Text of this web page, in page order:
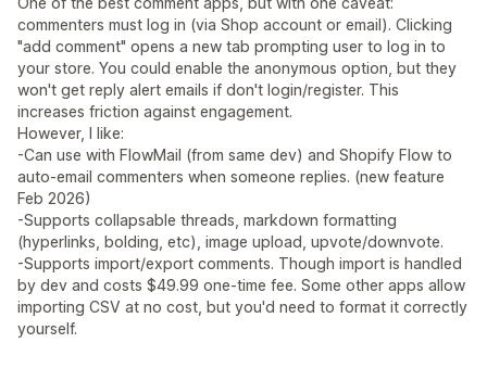
commenters must log in (via Shop account or email). Clicking
"add comment" opens a new tab prompting user to log in to
your store. You could enable the anonymous option, but they
won't get reply alert emails if don't login/register. This
increases friction against engagement.
However, I like:
-Can use with FlowMail (from same dev) and Shopify Flow to
auto-email commenters when someone replies. (new feature
Feb 2026)
-Supports collapsable threads, markdown formatting
(hyperlinks, bolding, etc), image upload, upvote/downvote.
-Supports import/export comments. Though import is handled
by dev and costs $49.99 one-time fee. Some other apps allow
importing CSV at no cost, but you'd need to format it correctly
yourself.